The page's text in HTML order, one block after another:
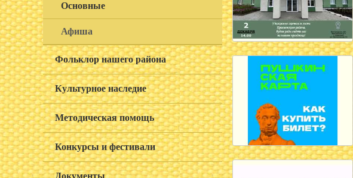
Основные
Афиша
Фольклор нашего района
Культурное наследие
Методическая помощь
Конкурсы и фестивали
Документы